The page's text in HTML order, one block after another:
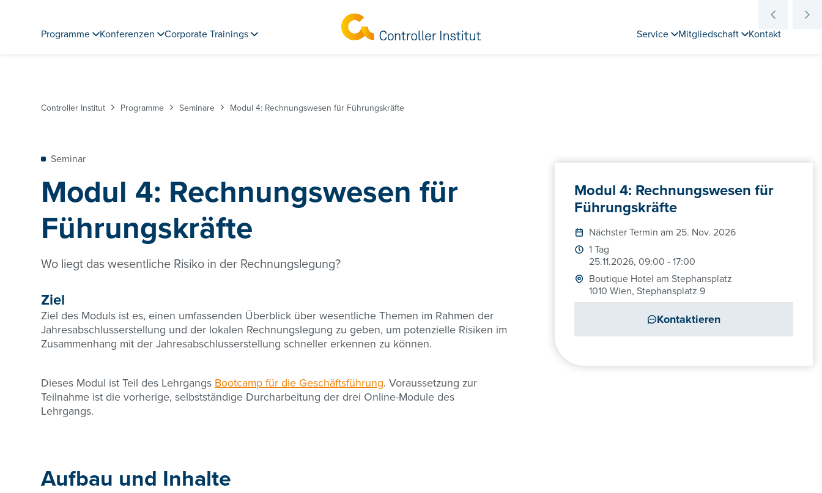
Programme Konferenzen Corporate Trainings Service Mitgliedschaft Kontakt
Controller Institut Programme Seminare Modul 4: Rechnungswesen für Führungskräfte
Seminar
Modul 4: Rechnungswesen für
Führungskräfte
Wo liegt das wesentliche Risiko in der Rechnungslegung?
Ziel
Ziel des Moduls ist es, einen umfassenden Überblick über wesentliche Themen im Rahmen der
Jahresabschlusserstellung und der lokalen Rechnungslegung zu geben, um potenzielle Risiken im
Zusammenhang mit der Jahresabschlusserstellung schneller erkennen zu können.
Dieses Modul ist Teil des Lehrgangs Bootcamp für die Geschäftsführung. Voraussetzung zur
Teilnahme ist die vorherige, selbstständige Durcharbeitung der drei Online-Module des
Lehrgangs.
Aufbau und Inhalte
Modul 4: Rechnungswesen für
Führungskräfte
Nächster Termin am 25. Nov. 2026
1 Tag
25.11.2026, 09:00 - 17:00
Boutique Hotel am Stephansplatz
1010 Wien, Stephansplatz 9
Kontaktieren